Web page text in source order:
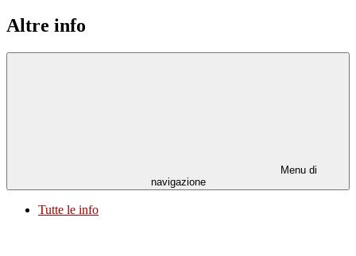
Altre info
Menu di
navigazione
Tutte le info